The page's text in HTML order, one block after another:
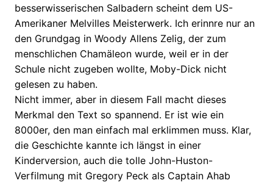
besserwisserischen Salbadern scheint dem US-
Amerikaner Melvilles Meisterwerk. Ich erinnre nur an
den Grundgag in Woody Allens Zelig, der zum
menschlichen Chamäleon wurde, weil er in der
Schule nicht zugeben wollte, Moby-Dick nicht
gelesen zu haben.
Nicht immer, aber in diesem Fall macht dieses
Merkmal den Text so spannend. Er ist wie ein
8000er, den man einfach mal erklimmen muss. Klar,
die Geschichte kannte ich längst in einer
Kinderversion, auch die tolle John-Huston-
Verfilmung mit Gregory Peck als Captain Ahab